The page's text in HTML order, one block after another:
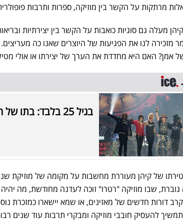
מרתקות על הקשר בין מוזיקה, ספרות ותרבות
מעלה גם סוגיות כואבות על הקשר בין יצירתיות
מזכירה לנו את הפגיעות של היוצרים שאנו כה
אמן? האם היא מחדדת את הערך של יצירתו או אולי
בגיל 25 בלבד: בתו של המוזיקאי האהוב נמצאה מתה
גוברת, שבו מוזיקה "רטרו" זוכה לעדנה מחודשת, מה יהיה
דורות חדשים של מאזינים, או שמא יישארו כמזכרת
תמשיך להעסיק חובבי מוזיקה ומבקרי תרבות עוד שנים